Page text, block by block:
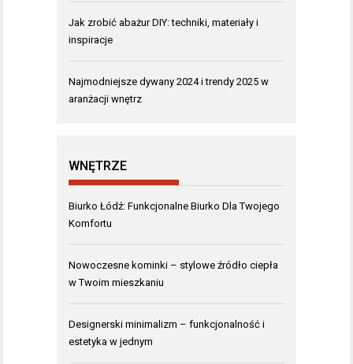
Jak zrobić abażur DIY: techniki, materiały i
inspiracje
Najmodniejsze dywany 2024 i trendy 2025 w
aranżacji wnętrz
WNĘTRZE
Biurko Łódź: Funkcjonalne Biurko Dla Twojego
Komfortu
Nowoczesne kominki – stylowe źródło ciepła
w Twoim mieszkaniu
Designerski minimalizm – funkcjonalność i
estetyka w jednym